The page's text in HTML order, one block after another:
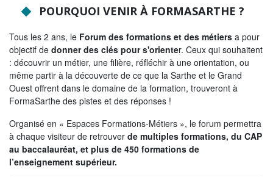
Tribunes politiques
L'Assemblée départementale
Histoire des Départements
Le budget 2026
Priorités et grands projets 2026
2021-2025 : 4 ans d'actions !
Plan de relance: le Département, acteur
de la reprise!
POURQUOI VENIR À FORMASARTHE ?
Tous les 2 ans, le Forum des formations et des métiers a pour
objectif de donner des clés pour s'orienter. Ceux qui souhaitent
: découvrir un métier, une filière, réfléchir à une orientation, ou
même partir à la découverte de ce que la Sarthe et le Grand
Ouest offrent dans le domaine de la formation, trouveront à
FormaSarthe des pistes et des réponses !
Organisé en « Espaces Formations-Métiers », le forum permettra
à chaque visiteur de retrouver de multiples formations, du CAP
au baccalauréat, et plus de 450 formations de
l’enseignement supérieur.